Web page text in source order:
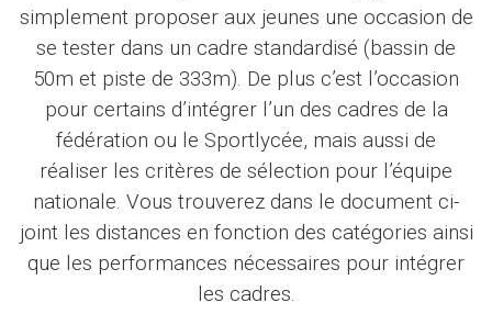
simplement proposer aux jeunes une occasion de
se tester dans un cadre standardisé (bassin de
50m et piste de 333m). De plus c’est l’occasion
pour certains d’intégrer l’un des cadres de la
fédération ou le Sportlycée, mais aussi de
réaliser les critères de sélection pour l’équipe
nationale. Vous trouverez dans le document ci-
joint les distances en fonction des catégories ainsi
que les performances nécessaires pour intégrer
les cadres.